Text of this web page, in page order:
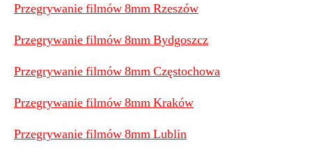
Przegrywanie filmów 8mm Rzeszów
Przegrywanie filmów 8mm Bydgoszcz
Przegrywanie filmów 8mm Częstochowa
Przegrywanie filmów 8mm Kraków
Przegrywanie filmów 8mm Lublin